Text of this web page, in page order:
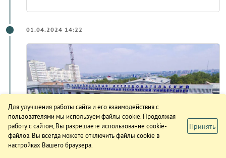
01.04.2024 14:22
Иркутский университет
Для улучшения работы сайта и его взаимодействия с
пользователями мы используем файлы cookie. Продолжая
работу с сайтом, Вы разрешаете использование cookie-
файлов. Вы всегда можете отключить файлы cookie в
настройках Вашего браузера.
Принять